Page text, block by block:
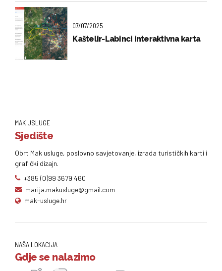
07/07/2025
Kaštelir-Labinci interaktivna karta
MAK USLUGE
Sjedište
Obrt Mak usluge, poslovno savjetovanje, izrada turističkih karti i
grafički dizajn.
+385 (0)99 3679 460
marija.makusluge@gmail.com
mak-usluge.hr
NAŠA LOKACIJA
Gdje se nalazimo